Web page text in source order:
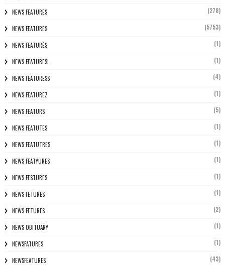
NEWS FEATURES (278)
NEWS FEATURES (5753)
NEWS FEATURÈS (1)
NEWS FEATURESL (1)
NEWS FEATURESS (4)
NEWS FEATUREZ (1)
NEWS FEATURS (5)
NEWS FEATUTES (1)
NEWS FEATUTRES (1)
NEWS FEATYURES (1)
NEWS FESTURES (1)
NEWS FETURES (1)
NEWS FETURES (2)
NEWS OBITUARY (1)
NEWSFATURES (1)
NEWSFEATURES (43)